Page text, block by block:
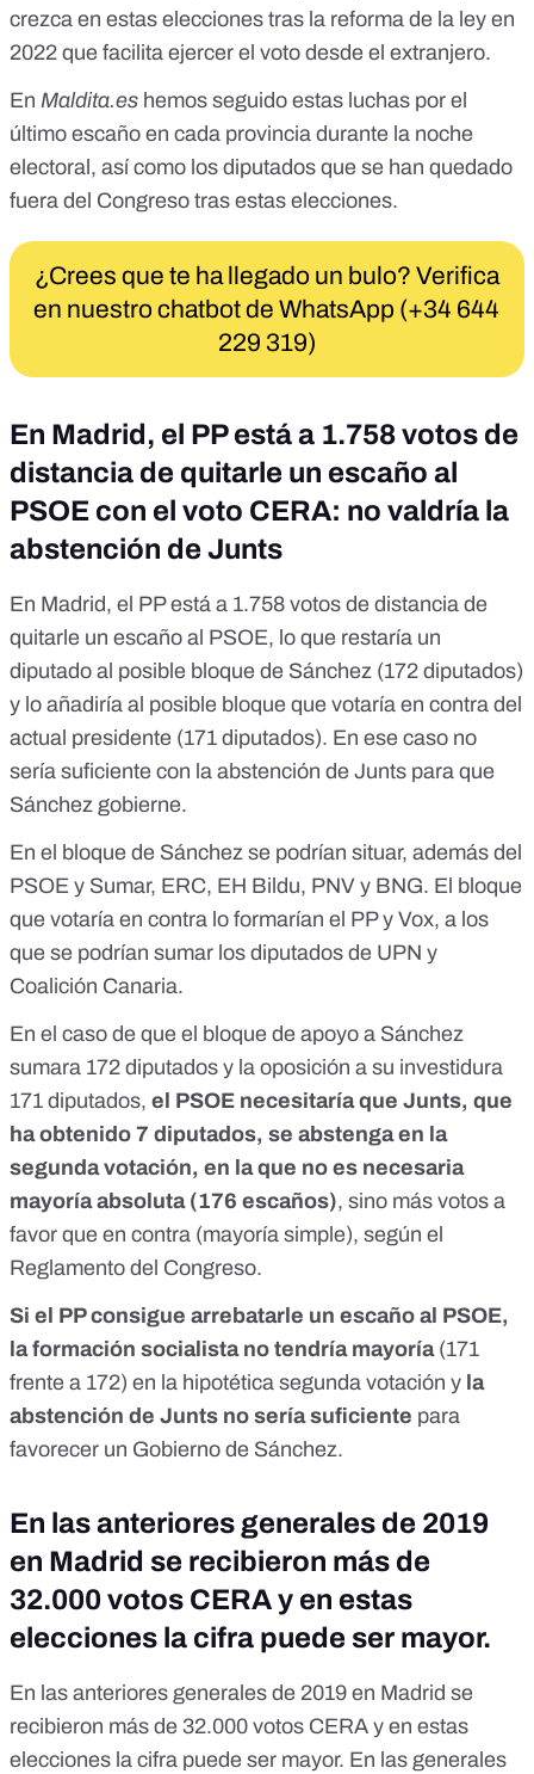
crezca en estas elecciones tras la reforma de la ley en
2022 que facilita ejercer el voto desde el extranjero.
En Maldita.es hemos seguido estas luchas por el
último escaño en cada provincia durante la noche
electoral , así como los diputados que se han quedado
fuera del Congreso tras estas elecciones.
¿Crees que te ha llegado un bulo? Verifica
en nuestro chatbot de WhatsApp (+34 644
229 319)
En Madrid, el PP está a 1.758 votos de
distancia de quitarle un escaño al
PSOE con el voto CERA: no valdría la
abstención de Junts
En Madrid, el PP está a 1.758 votos de distancia de
quitarle un escaño al PSOE, lo que restaría un
diputado al posible bloque de Sánchez (172 diputados)
y lo añadiría al posible bloque que votaría en contra del
actual presidente (171 diputados). En ese caso no
sería suficiente con la abstención de Junts para que
Sánchez gobierne.
En el bloque de Sánchez se podrían situar, además del
PSOE y Sumar, ERC, EH Bildu, PNV y BNG. El bloque
que votaría en contra lo formarían el PP y Vox, a los
que se podrían sumar los diputados de UPN y
Coalición Canaria.
En el caso de que el bloque de apoyo a Sánchez
sumara 172 diputados y la oposición a su investidura
171 diputados, el PSOE necesitaría que Junts, que
ha obtenido 7 diputados, se abstenga en la
segunda votación, en la que no es necesaria
mayoría absoluta (176 escaños), sino más votos a
favor que en contra (mayoría simple), según el
Reglamento del Congreso.
Si el PP consigue arrebatarle un escaño al PSOE,
la formación socialista no tendría mayoría(171
frente a 172) en la hipotética segunda votación y la
abstención de Junts no sería suficiente para
favorecer un Gobierno de Sánchez.
En las anteriores generales de 2019
en Madrid se recibieron más de
32.000 votos CERA y en estas
elecciones la cifra puede ser mayor.
En las anteriores generales de 2019 en Madrid se
recibieron más de 32.000 votos CERA y en estas
elecciones la cifra puede ser mayor. En las generales